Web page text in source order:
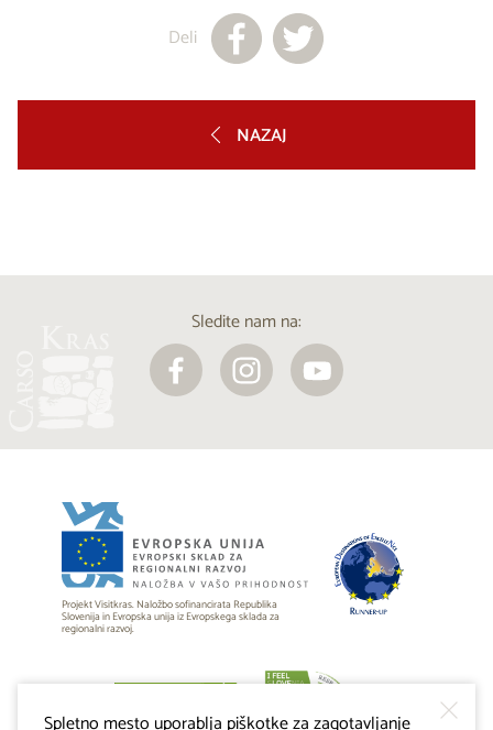
Deli
NAZAJ
Sledite nam na:
Projekt Visitkras. Naložbo sofinancirata Republika
Slovenija in Evropska unija iz Evropskega sklada za
regionalni razvoj.
Spletno mesto uporablja piškotke za zagotavljanje